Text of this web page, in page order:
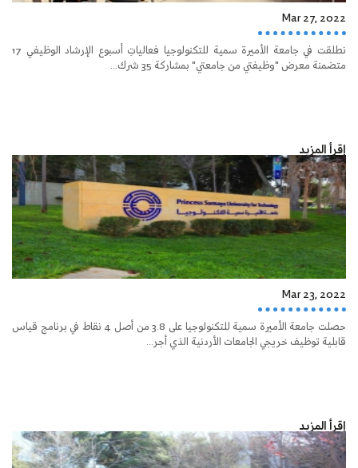
Mar 27, 2022
نطلقت في جامعة الأميرة سمية للتكنولوجيا فعالياتِ أسبوع الإرشاد الوظيفي 17
متضمنة معرض "وظيفتي من جامعتي" بمشاركة 35 شرك...
إقرأ المزيد
Mar 23, 2022
حصلت جامعة الأميرة سمية للتكنولوجيا على 3.8 من أصل 4 نقاط في برنامج قياس
قابلية توظيف خريجي الجامعات الأردنية الذي أجر...
إقرأ المزيد